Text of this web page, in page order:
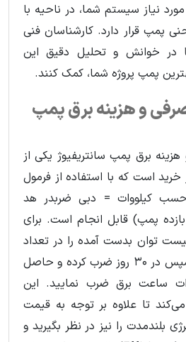
نیاز سیستم شما، در ناحیه با
پمپ قرار دارد. کارشناسان فنی
در خوانش و تحلیل دقیق این
پمپ پروژه شما، کمک کنند.
و هزینه برق پمپ
برق پمپ سانتریفیوژ یکی از
است که با استفاده از فرمول
کیلووات = دبی ضربدر هد
۳۶۷ ضربدر بازده پمپ) قابل انجام است. برای
توان بدست آمده را در تعداد
ساعات کارکرد روزانه و سپس در ۳۰ روز ضرب کرده و حاصل
ساعت برق ضرب نمایید. این
تا علاوه بر توجه به قیمت
بلندمدت را نیز در نظر بگیرید و